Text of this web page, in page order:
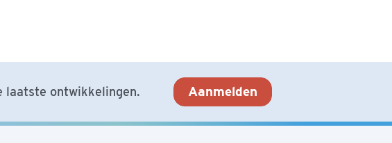
laatste ontwikkelingen. Aanmelden